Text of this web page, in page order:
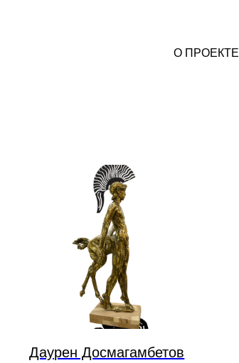
О ПРОЕКТЕ
Даурен Досмагамбетов